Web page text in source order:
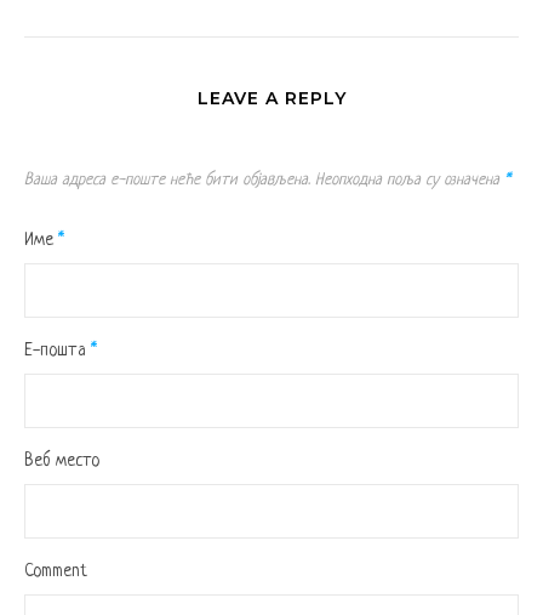
LEAVE A REPLY
Ваша адреса е-поште неће бити објављена. Неопходна поља су означена *
Име *
Е-пошта *
Веб место
Comment